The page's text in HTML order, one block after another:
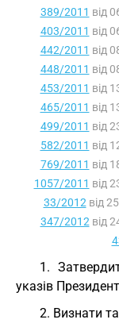
389/2011 від
403/2011 від
442/2011 від
448/2011 від
453/2011 від
465/2011 від
499/2011 від
582/2011 від
769/2011 від
1057/2011 від
33/2012 від
347/2012 від
1.
указів
2. Визнати